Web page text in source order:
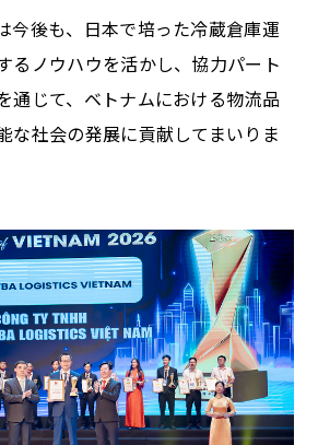
今後も、日本で培った冷蔵倉庫運
るノウハウを活かし、協力パート
通じて、ベトナムにおける物流品
な社会の発展に貢献してまいりま